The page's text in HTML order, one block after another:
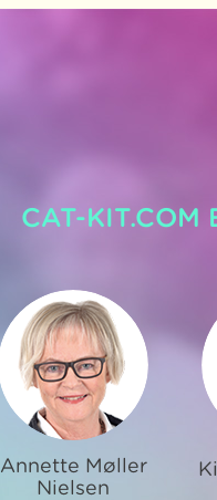
CAT-KIT.COM
Annette Møller
Nielsen